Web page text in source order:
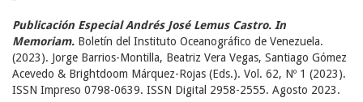
Publicación Especial Andrés José Lemus Castro. In
Memoriam. Boletín del Instituto Oceanográfico de Venezuela.
(2023). Jorge Barrios-Montilla, Beatriz Vera Vegas, Santiago Gómez
Acevedo & Brightdoom Márquez-Rojas (Eds.). Vol. 62, Nº 1 (2023).
ISSN Impreso 0798-0639. ISSN Digital 2958-2555. Agosto 2023.